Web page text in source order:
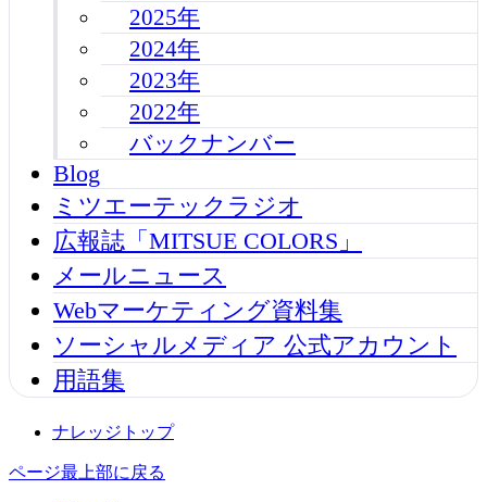
2025年
2024年
2023年
2022年
バックナンバー
Blog
ミツエーテックラジオ
広報誌「MITSUE COLORS」
メールニュース
Webマーケティング資料集
ソーシャルメディア 公式アカウント
用語集
ナレッジトップ
ページ最上部に戻る